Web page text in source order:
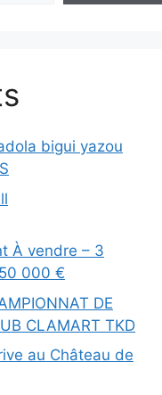
bigui yazou
À vendre – 3
000 €
DE
CLAMART TKD
au Château de